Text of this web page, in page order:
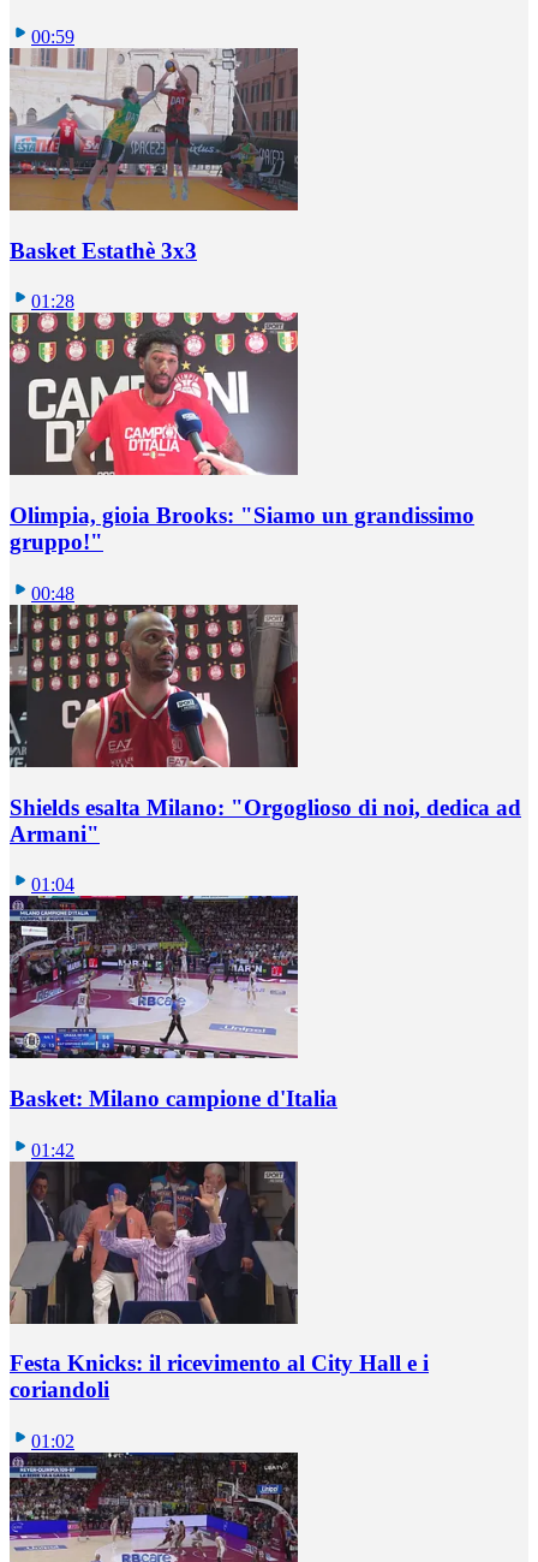
00:59
Basket Estathè 3x3
01:28
Olimpia, gioia Brooks: "Siamo un grandissimo
gruppo!"
00:48
Shields esalta Milano: "Orgoglioso di noi, dedica ad
Armani"
01:04
Basket: Milano campione d'Italia
01:42
Festa Knicks: il ricevimento al City Hall e i
coriandoli
01:02